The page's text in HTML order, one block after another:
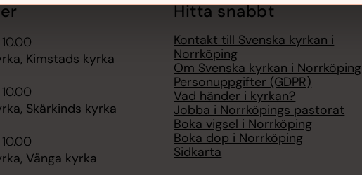
Kimstads kyrka
Skärkinds kyrka
Vånga kyrka
Hitta snabbt
Kontakt till Svenska kyrkan i
Norrköping
Om Svenska kyrkan i Norrköping
Personuppgifter (GDPR)
Vad händer i kyrkan?
Jobba i Norrköpings pastorat
Boka vigsel i Norrköping
Boka dop i Norrköping
Sidkarta